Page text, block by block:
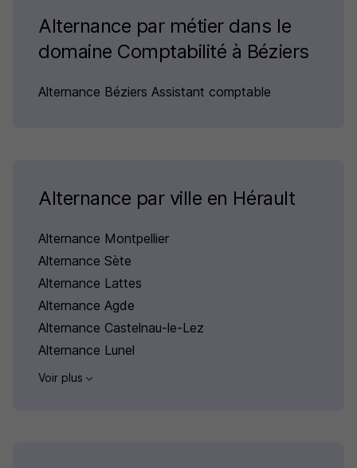
Alternance par métier dans le
domaine Comptabilité à Béziers
Alternance Béziers Assistant comptable
Alternance par ville en Hérault
Alternance Montpellier
Alternance Sète
Alternance Lattes
Alternance Agde
Alternance Castelnau-le-Lez
Alternance Lunel
Voir plus